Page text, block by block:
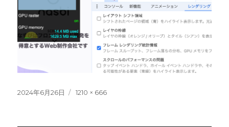
Posted
2024年6月26日
Full
1210 × 666